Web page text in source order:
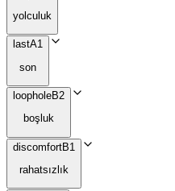
yolculuk
lastA1
son
loopholeB2
boşluk
discomfortB1
rahatsızlık